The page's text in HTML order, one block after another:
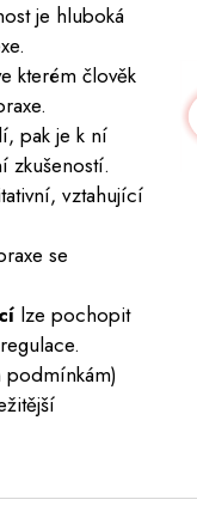
je hluboká
kterém člověk
pak je k ní
zkušeností.
vztahující
se
lze pochopit